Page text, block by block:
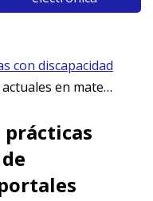
con discapacidad
accesibilidad de los portales
prácticas